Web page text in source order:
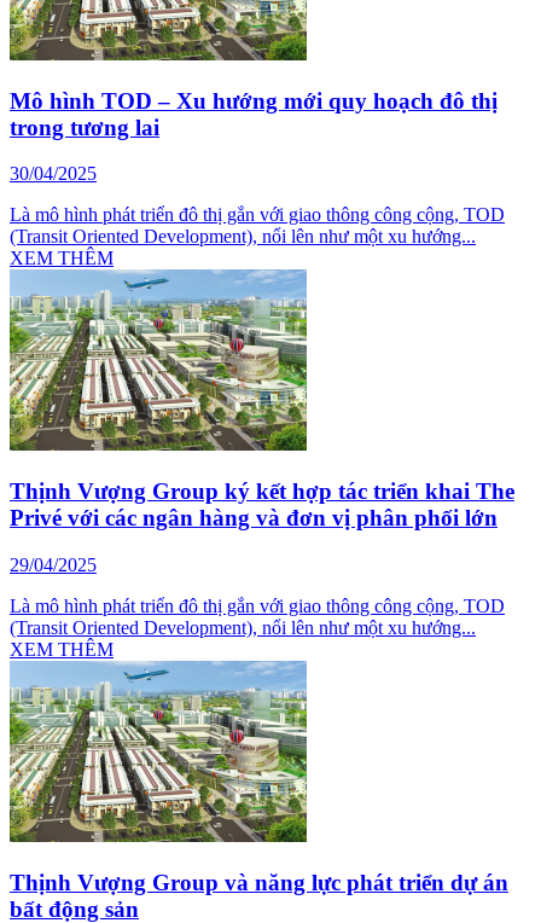
Mô hình TOD – Xu hướng mới quy hoạch đô thị
trong tương lai
30/04/2025
Là mô hình phát triển đô thị gắn với giao thông công cộng, TOD
(Transit Oriented Development), nổi lên như một xu hướng...
XEM THÊM
Thịnh Vượng Group ký kết hợp tác triển khai The
Privé với các ngân hàng và đơn vị phân phối lớn
29/04/2025
Là mô hình phát triển đô thị gắn với giao thông công cộng, TOD
(Transit Oriented Development), nổi lên như một xu hướng...
XEM THÊM
Thịnh Vượng Group và năng lực phát triển dự án
bất động sản